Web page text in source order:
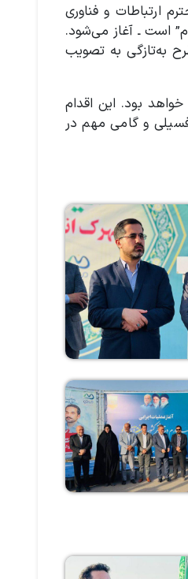
ارتباطات و فناوری
“دولت کنار مردم” است ـ آغاز می‌شود.
به‌تازگی به تصویب
بود. این اقدام
و گامی مهم در